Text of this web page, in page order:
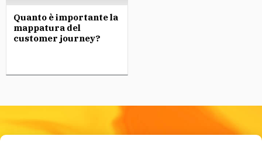
Quanto è importante la
mappatura del
customer journey?